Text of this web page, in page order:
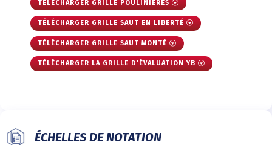
TÉLÉCHARGER GRILLE POULINIÈRES
TÉLÉCHARGER GRILLE SAUT EN LIBERTÉ
TÉLÉCHARGER GRILLE SAUT MONTÉ
TÉLÉCHARGER LA GRILLE D'ÉVALUATION YB
ÉCHELLES DE NOTATION